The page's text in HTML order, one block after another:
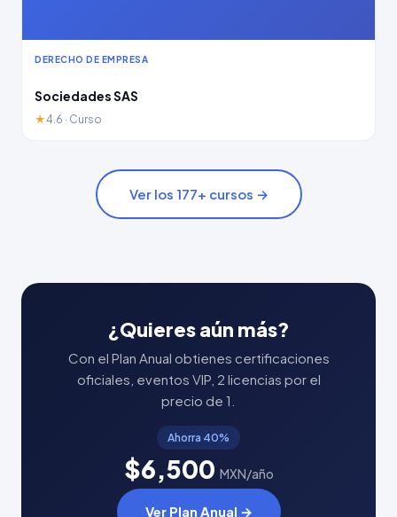
DERECHO DE EMPRESA
Sociedades SAS
★4.6 · Curso
Ver los 177+ cursos →
¿Quieres aún más?
Con el Plan Anual obtienes certificaciones
oficiales, eventos VIP, 2 licencias por el
precio de 1.
Ahorra 40%
$6,500 MXN/año
Ver Plan Anual →